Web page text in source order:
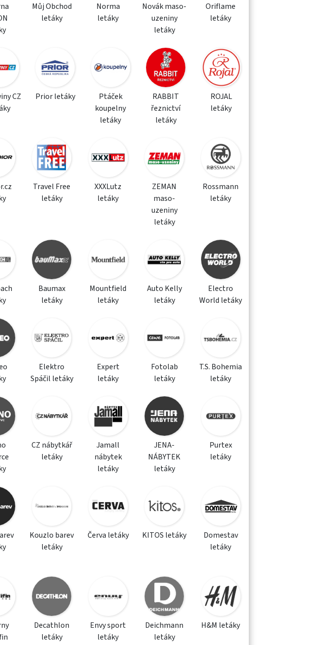
Můj Obchod
letáky
Norma
letáky
Novák maso-
uzeniny
letáky
Oriflame
letáky
CZ
Prior letáky
Ptáček
koupelny
letáky
RABBIT
řeznictví
letáky
ROJAL
letáky
Travel Free
letáky
XXXLutz
letáky
ZEMAN
maso-
uzeniny
letáky
Rossmann
letáky
Baumax
letáky
Mountfield
letáky
Auto Kelly
letáky
Electro
World letáky
Elektro
Spáčil letáky
Expert
letáky
Fotolab
letáky
T.S. Bohemia
letáky
CZ nábytkář
letáky
Jamall
nábytek
letáky
JENA-
NÁBYTEK
letáky
Purtex
letáky
Kouzlo barev
letáky
Červa letáky KITOS letáky
Domestav
letáky
Decathlon
letáky
Envy sport
letáky
Deichmann
letáky
H&M letáky